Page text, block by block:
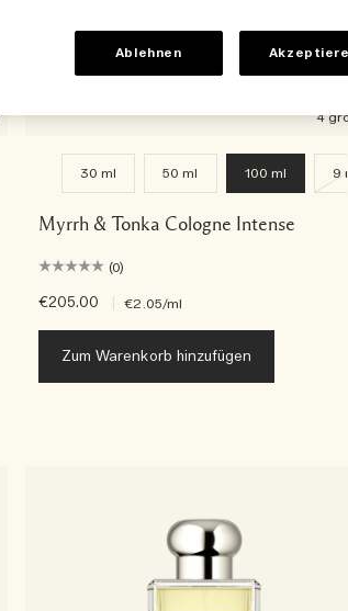
4
30 ml 50 ml 100 ml 9
Myrrh & Tonka Cologne Intense
(0)
€205.00 €2.05/ml
Zum Warenkorb hinzufügen
Ablehnen